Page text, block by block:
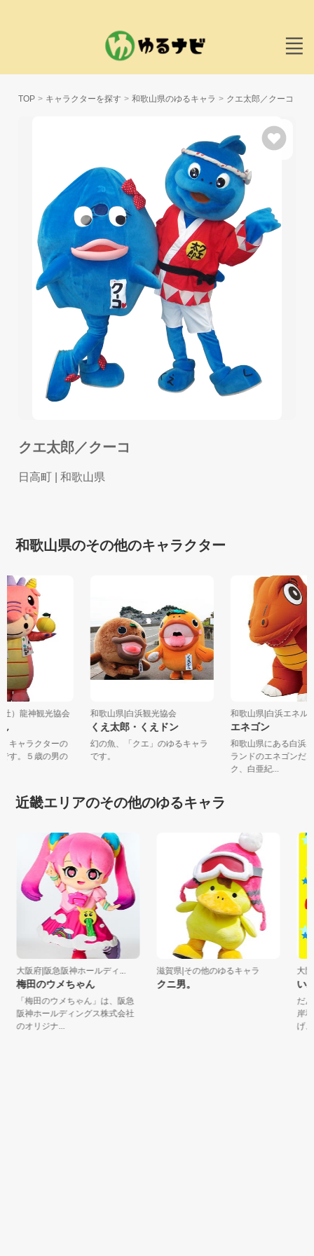
TOP キャラクターを探す 和歌山県のゆるキャラ クエ太郎／クーコ
クエ太郎／クーコ
日高町 | 和歌山県
和歌山県のその他のキャラクター
社）龍神観光協会
ん
Ｒキャラクターの
です。５歳の男の
和歌山県|白浜観光協会
くえ太郎・くえドン
幻の魚、「クエ」のゆるキャラ
です。
和歌山県|白浜エネ
エネゴン
和歌山県にある白
ランドのエネゴン
ク、白亜紀...
近畿エリアのその他のゆるキャラ
大阪府|阪急阪神ホールディ...
梅田のウメちゃん
「梅田のウメちゃん」は、阪急
阪神ホールディングス株式会社
のオリジナ...
滋賀県|その他のゆるキャラ
クニ男。
大阪
い
だん
岸和
げ、